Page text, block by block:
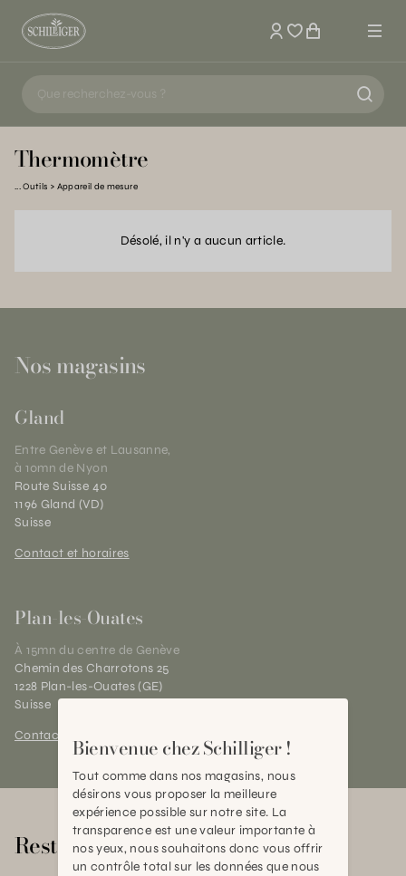
Mon compte
Thermomètre
Outils Appareil de mesure
Désolé, il n'y a aucun article.
Nos magasins
Gland
Entre Genève et Lausanne,
à 10mn de Nyon
Route Suisse 40
1196 Gland (VD)
Suisse
Contact et horaires
Plan-les-Ouates
À 15mn du centre de Genève
Chemin des Charrotons 25
1228 Plan-les-Ouates (GE)
Suisse
Contact et horaires
Rester en contact
Bienvenue chez Schilliger !
Tout comme dans nos magasins, nous
désirons vous proposer la meilleure
expérience possible sur notre site. La
transparence est une valeur importante à
nos yeux, nous souhaitons donc vous offrir
un contrôle total sur les données que nous